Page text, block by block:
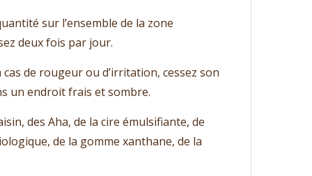
sur l’ensemble de la zone
deux fois par jour.
de rougeur ou d’irritation, cessez son
un endroit frais et sombre.
des Aha, de la cire émulsifiante, de
de la gomme xanthane, de la